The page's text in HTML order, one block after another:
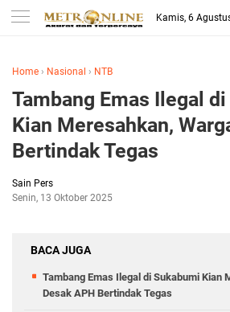
Kamis, 6
Home › Nasional › NTB
Tambang Emas Ilegal
Kian Meresahkan,
Bertindak Tegas
Sain Pers
Senin, 13 Oktober 2025
BACA JUGA
Tambang Emas Ilegal di Sukabumi Kian
Desak APH Bertindak Tegas